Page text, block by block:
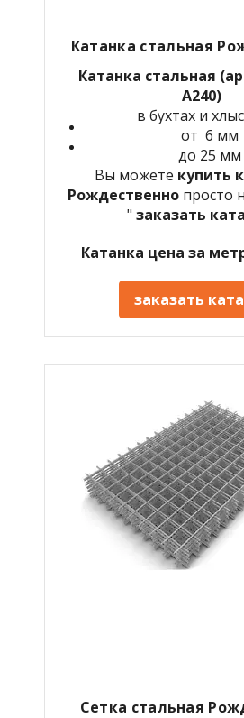
Катанка стальная
Катанка стальная
А240)
в бухтах и
от 6 мм
до 25 мм
Вы можете купить
Рождественно просто
" заказать
Катанка цена за
заказать
Сетка стальная